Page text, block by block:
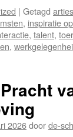
| Getagd
, inspiratie
, talent,
,
2026doorde-